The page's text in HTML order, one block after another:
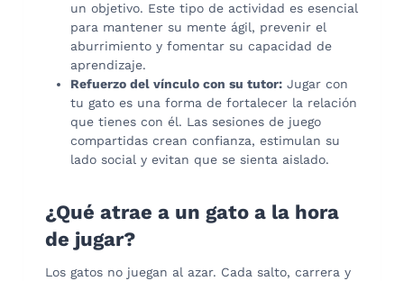
un objetivo. Este tipo de actividad es esencial
para mantener su mente ágil, prevenir el
aburrimiento y fomentar su capacidad de
aprendizaje.
Refuerzo del vínculo con su tutor: Jugar con
tu gato es una forma de fortalecer la relación
que tienes con él. Las sesiones de juego
compartidas crean confianza, estimulan su
lado social y evitan que se sienta aislado.
¿Qué atrae a un gato a la hora
de jugar?
Los gatos no juegan al azar. Cada salto, carrera y